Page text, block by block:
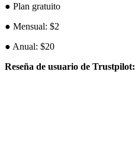
● Plan gratuito
● Mensual: $2
● Anual: $20
Reseña de usuario de Trustpilot: